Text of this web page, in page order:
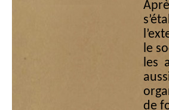
le
les
de